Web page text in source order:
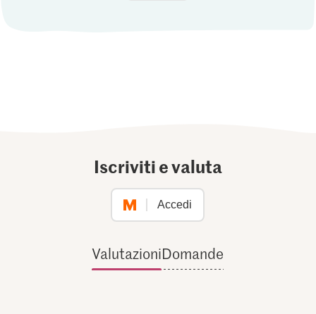
Iscriviti e valuta
Accedi
ValutazioniDomande